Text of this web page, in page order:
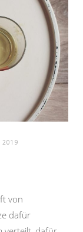
2019
von
dafür